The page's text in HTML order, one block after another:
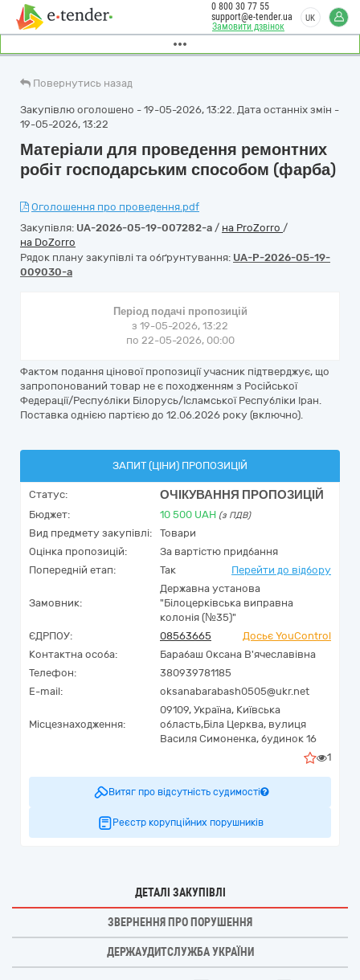
Замовити дзвінок
0 800 30 77 55
support@e-tender.ua
UK
Повернутись назад
Закупівлю оголошено - 19-05-2026, 13:22. Дата останніх змін -
19-05-2026, 13:22
Матеріали для проведення ремонтних
робіт господарським способом (фарба)
Оголошення про проведення.pdf
Закупівля: UA-2026-05-19-007282-a / на ProZorro /
на DoZorro
Рядок плану закупівлі та обґрунтування: UA-P-2026-05-19-
009030-a
Період подачі пропозицій
з 19-05-2026, 13:22
по 22-05-2026, 00:00
Фактом подання цінової пропозиції учасник підтверджує, що
запропонований товар не є походженням з Російської
Федерації/Республіки Білорусь/Ісламської Республіки Іран.
Поставка однією партією до 12.06.2026 року (включно).
ЗАПИТ (ЦІНИ) ПРОПОЗИЦІЙ
Статус: ОЧІКУВАННЯ ПРОПОЗИЦІЙ
Бюджет: 10 500 UAH (з ПДВ)
Вид предмету закупівлі:
Товари
Оцінка пропозицій:
За вартістю придбання
Попередній етап:
Так Перейти до відбору
Замовник:
Державна установа
"Білоцерківська виправна
колонія (№35)"
ЄДРПОУ:
08563665
Досьє YouControl
Контактна особа:
Барабаш Оксана В'ячеславівна
Телефон:
380939781185
E-mail:
oksanabarabash0505@ukr.net
Місцезнаходження:
09109, Україна, Київська
область,Біла Церква, вулиця
Василя Симоненка, будинок 16
1
Витяг про відсутність судимості
Реєстр корупційних порушників
ДЕТАЛІ ЗАКУПІВЛІ
ЗВЕРНЕННЯ ПРО ПОРУШЕННЯ
ДЕРЖАУДИТСЛУЖБА УКРАЇНИ